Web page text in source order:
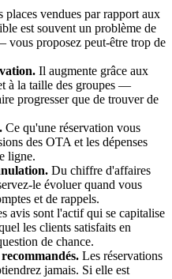
places vendues par rapport aux
est souvent un problème de
proposez peut-être trop de
Il augmente grâce aux
à la taille des groupes —
progresser que de trouver de
Ce qu'une réservation vous
des OTA et les dépenses
ligne.
Du chiffre d'affaires
le évoluer quand vous
et de rappels.
avis sont l'actif qui se capitalise
les clients satisfaits en
de chance.
Les réservations
jamais. Si elle est